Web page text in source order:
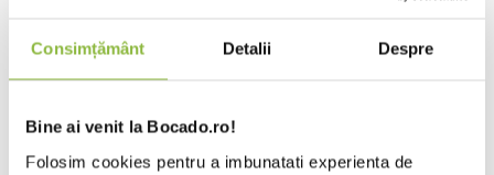
Consimțământ Detalii Despre
Bine ai venit la Bocado.ro!
Folosim cookies pentru a imbunatati experienta de
Transare
Temperatura
local
Restaurant Romanesc